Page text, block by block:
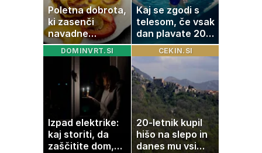
Poletna dobrota,
ki zasenči
navadne
palačinke
Kaj se zgodi s
telesom, če vsak
dan plavate 20
minut? Učinki, ki
jih morda ne
pričakujete
DOMINVRT.SI
Izpad elektrike:
kaj storiti, da
zaščitite dom,
CEKIN.SI
20-letnik kupil
hišo na slepo in
danes mu vsi